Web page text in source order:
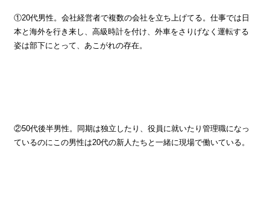
①20代男性。会社経営者で複数の会社を立ち上げてる。仕事では日
本と海外を行き来し、高級時計を付け、外車をさりげなく運転する
姿は部下にとって、あこがれの存在。
②50代後半男性。同期は独立したり、役員に就いたり管理職になっ
ているのにこの男性は20代の新人たちと一緒に現場で働いている。